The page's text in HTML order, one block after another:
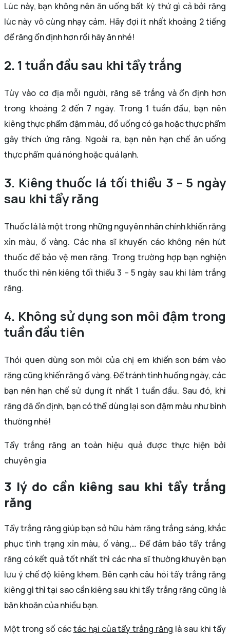
Lúc này, bạn không nên ăn uống bất kỳ thứ gì cả bởi răng
lúc này vô cùng nhạy cảm. Hãy đợi ít nhất khoảng 2 tiếng
để răng ổn định hơn rồi hãy ăn nhé!
2. 1 tuần đầu sau khi tẩy trắng
Tùy vào cơ địa mỗi người, răng sẽ trắng và ổn định hơn
trong khoảng 2 đến 7 ngày. Trong 1 tuần đầu, bạn nên
kiêng thực phẩm đậm màu, đồ uống có ga hoặc thực phẩm
gây thích ứng răng. Ngoài ra, bạn nên hạn chế ăn uống
thực phẩm quá nóng hoặc quá lạnh.
3. Kiêng thuốc lá tối thiểu 3 – 5 ngày
sau khi tẩy răng
Thuốc lá là một trong những nguyên nhân chính khiến răng
xỉn màu, ố vàng. Các nha sĩ khuyến cáo không nên hút
thuốc để bảo vệ men răng. Trong trường hợp bạn nghiện
thuốc thì nên kiêng tối thiểu 3 – 5 ngày sau khi làm trắng
răng.
4. Không sử dụng son môi đậm trong
tuần đầu tiên
Thói quen dùng son môi của chị em khiến son bám vào
răng cũng khiến răng ố vàng. Để tránh tình huống ngày, các
bạn nên hạn chế sử dụng ít nhất 1 tuần đầu. Sau đó, khi
răng đã ổn định, bạn có thể dùng lại son đậm màu như bình
thường nhé!
Tẩy trắng răng an toàn hiệu quả được thực hiện bởi
chuyên gia
3 lý do cần kiêng sau khi tẩy trắng
răng
Tẩy trắng răng giúp bạn sở hữu hàm răng trắng sáng, khắc
phục tình trạng xỉn màu, ố vàng,… Để đảm bảo tẩy trắng
răng có kết quả tốt nhất thì các nha sĩ thường khuyên bạn
lưu ý chế độ kiêng khem. Bên cạnh câu hỏi tẩy trắng răng
kiêng gì thì tại sao cần kiêng sau khi tẩy trắng răng cũng là
băn khoăn của nhiều bạn.
Một trong số cáctác hại của tẩy trắng răng là sau khi tẩy